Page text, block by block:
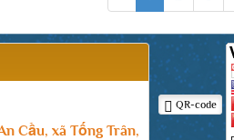
Cầu, xã Tống Trân,
QR-code